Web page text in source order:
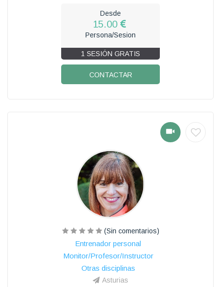
Desde
15.00
Persona/Sesion
1 SESIÓN GRATIS
CONTACTAR
(Sin comentarios)
Entrenador personal
Monitor/Profesor/Instructor
Otras disciplinas
Asturias